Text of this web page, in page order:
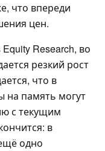
что впереди
цен.
Research, во
резкий рост
что в
на память могут
с текущим
в
одно